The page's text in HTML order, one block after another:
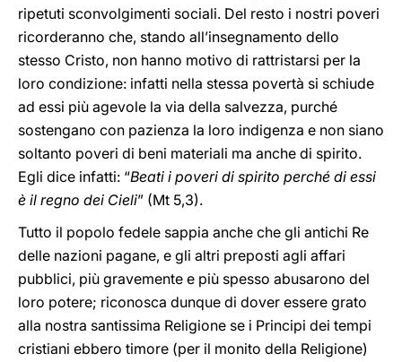
ripetuti sconvolgimenti sociali. Del resto i nostri poveri
ricorderanno che, stando all’insegnamento dello
stesso Cristo, non hanno motivo di rattristarsi per la
loro condizione: infatti nella stessa povertà si schiude
ad essi più agevole la via della salvezza, purché
sostengano con pazienza la loro indigenza e non siano
soltanto poveri di beni materiali ma anche di spirito.
Egli dice infatti: “Beati i poveri di spirito perché di essi
è il regno dei Cieli” (Mt 5,3).
Tutto il popolo fedele sappia anche che gli antichi Re
delle nazioni pagane, e gli altri preposti agli affari
pubblici, più gravemente e più spesso abusarono del
loro potere; riconosca dunque di dover essere grato
alla nostra santissima Religione se i Principi dei tempi
cristiani ebbero timore (per il monito della Religione)